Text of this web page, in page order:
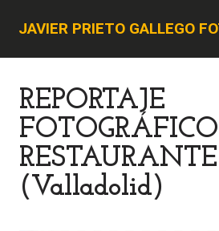
JAVIER PRIETO GALLEGO
REPORTAJE
(Valladolid)